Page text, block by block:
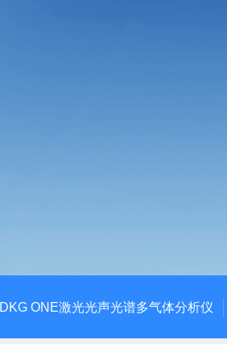
DKG ONE激光光声光谱多气体分析仪